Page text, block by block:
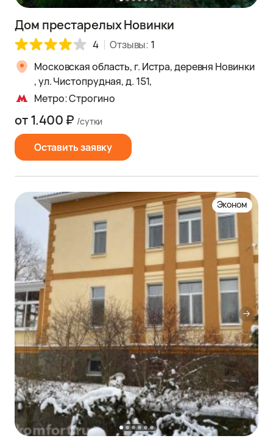
Дом престарелых Новинки
4 Отзывы: 1
Московская область, г. Истра, деревня Новинки
, ул. Чистопрудная, д. 151,
Метро: Строгино
Оставить заявку
от 1.400 ₽ /сутки
Эконом